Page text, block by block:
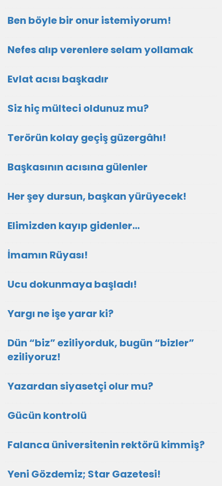
Ben böyle bir onur istemiyorum!
Nefes alıp verenlere selam yollamak
Evlat acısı başkadır
Siz hiç mülteci oldunuz mu?
Terörün kolay geçiş güzergâhı!
Başkasının acısına gülenler
Her şey dursun, başkan yürüyecek!
Elimizden kayıp gidenler…
İmamın Rüyası!
Ucu dokunmaya başladı!
Yargı ne işe yarar ki?
Dün “biz” eziliyorduk, bugün “bizler”
eziliyoruz!
Yazardan siyasetçi olur mu?
Gücün kontrolü
Falanca üniversitenin rektörü kimmiş?
Yeni Gözdemiz; Star Gazetesi!